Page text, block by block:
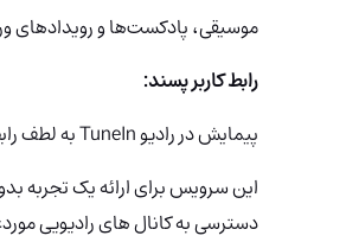
موسیقی، پادکست‌ها و رویدادهای
رابط کاربر پسند:
پیمایش در رادیو TuneIn
به لطف
این سرویس برای ارائه یک
دسترسی به کانال های رادیویی